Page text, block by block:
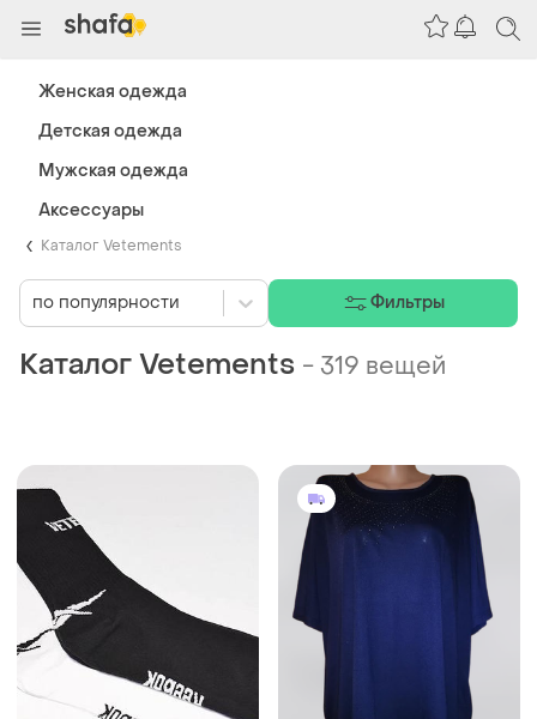
Каталог Vetements
Каталог Vetements - 319 вещей
по популярности Фильтры
Женская одежда
Детская одежда
Мужская одежда
Аксессуары